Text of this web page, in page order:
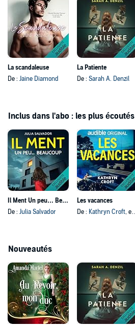
La scandaleuse
De : Jaine Diamond
La Patiente
De : Sarah A. Denzil
Inclus dans l'abo : les plus écoutés
Il Ment Un peu… Beaucoup
De : Julia Salvador
Les vacances
De : Kathryn Croft, et autres
Nouveautés